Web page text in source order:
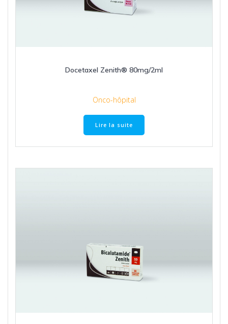
Docetaxel Zenith® 80mg/2ml
Onco-hôpital
Lire la suite